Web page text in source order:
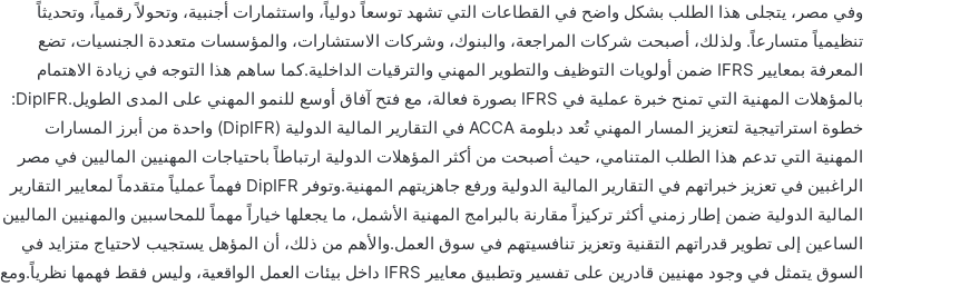
وفي مصر، يتجلى هذا الطلب بشكل واضح في القطاعات التي تشهد توسعاً دولياً، واستثمارات أجنبية، وتحولاً رقمياً، وتحديثاً
تنظيمياً متسارعاً. ولذلك، أصبحت شركات المراجعة، والبنوك، وشركات الاستشارات، والمؤسسات متعددة الجنسيات، تضع
المعرفة بمعايير IFRS ضمن أولويات التوظيف والتطوير المهني والترقيات الداخلية.كما ساهم هذا التوجه في زيادة الاهتمام
بالمؤهلات المهنية التي تمنح خبرة عملية في IFRS بصورة فعالة، مع فتح آفاق أوسع للنمو المهني على المدى الطويل.DipIFR:
خطوة استراتيجية لتعزيز المسار المهني تُعد دبلومة ACCA في التقارير المالية الدولية (DipIFR) واحدة من أبرز المسارات
المهنية التي تدعم هذا الطلب المتنامي، حيث أصبحت من أكثر المؤهلات الدولية ارتباطاً باحتياجات المهنيين الماليين في مصر
الراغبين في تعزيز خبراتهم في التقارير المالية الدولية ورفع جاهزيتهم المهنية.وتوفر DipIFR فهماً عملياً متقدماً لمعايير التقارير
المالية الدولية ضمن إطار زمني أكثر تركيزاً مقارنة بالبرامج المهنية الأشمل، ما يجعلها خياراً مهماً للمحاسبين والمهنيين الماليين
الساعين إلى تطوير قدراتهم التقنية وتعزيز تنافسيتهم في سوق العمل.والأهم من ذلك، أن المؤهل يستجيب لاحتياج متزايد في
السوق يتمثل في وجود مهنيين قادرين على تفسير وتطبيق معايير IFRS داخل بيئات العمل الواقعية، وليس فقط فهمها نظرياً.ومع